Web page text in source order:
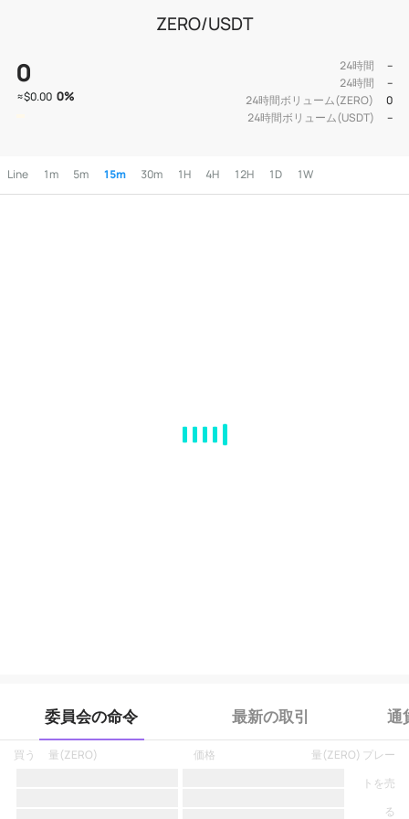
ZERO/USDT
0
≈$0.00 0%
24時間
--
24時間
--
24時間ボリューム(ZERO)
0
24時間ボリューム(USDT)
--
Line 1m 5m 15m 30m 1H 4H 12H 1D 1W
委員会の命令 最新の取引 通
買う 量(ZERO) 価格
プレー
トを売
る
量(ZERO)